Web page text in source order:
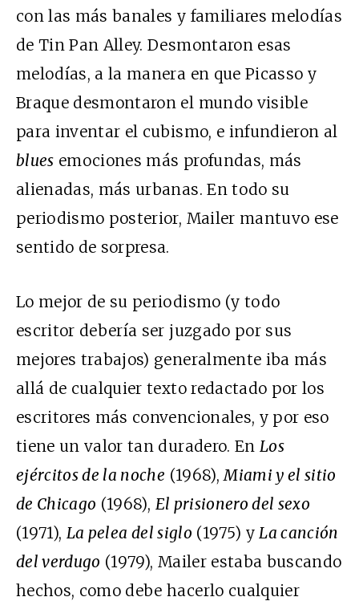
con las más banales y familiares melodías
de Tin Pan Alley. Desmontaron esas
melodías, a la manera en que Picasso y
Braque desmontaron el mundo visible
para inventar el cubismo, e infundieron al
blues emociones más profundas, más
alienadas, más urbanas. En todo su
periodismo posterior, Mailer mantuvo ese
sentido de sorpresa.
Lo mejor de su periodismo (y todo
escritor debería ser juzgado por sus
mejores trabajos) generalmente iba más
allá de cualquier texto redactado por los
escritores más convencionales, y por eso
tiene un valor tan duradero. En Los
ejércitos de la noche (1968),Miami y el sitio
de Chicago (1968), El prisionero del sexo
(1971), La pelea del siglo (1975) yLa canción
del verdugo (1979), Mailer estaba buscando
hechos, como debe hacerlo cualquier